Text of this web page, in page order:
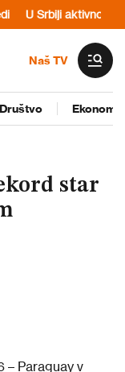
aktivno šest
Naš TV
Društvo
star